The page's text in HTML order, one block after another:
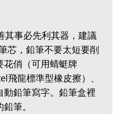
其事必先利其器，建議
芯，鉛筆不要太短要削
花俏（可用蜻蜓牌
飛龍標準型橡皮擦）、
鉛筆寫字。鉛筆盒裡
筆。